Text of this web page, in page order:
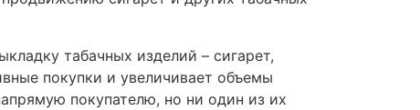
табачных изделий – сигарет,
покупки и увеличивает объемы
покупателю, но ни один из их